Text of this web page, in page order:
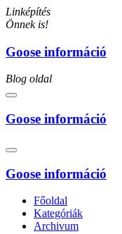
Linképítés
Önnek is!
Goose információ
Blog oldal
Goose információ
Goose információ
Főoldal
Kategóriák
Archivum